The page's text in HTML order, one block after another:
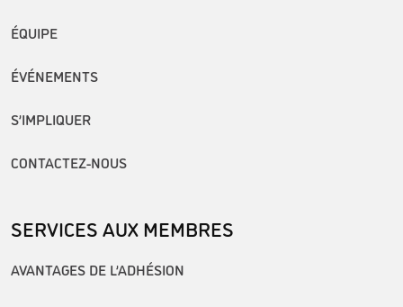
ÉQUIPE
ÉVÉNEMENTS
S’IMPLIQUER
CONTACTEZ-NOUS
SERVICES AUX MEMBRES
AVANTAGES DE L’ADHÉSION